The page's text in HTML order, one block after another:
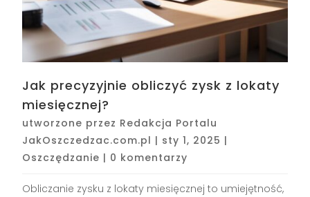
Jak precyzyjnie obliczyć zysk z lokaty
miesięcznej?
utworzone przez Redakcja Portalu
JakOszczedzac.com.pl | sty 1, 2025 |
Oszczędzanie | 0 komentarzy
Obliczanie zysku z lokaty miesięcznej to umiejętność,